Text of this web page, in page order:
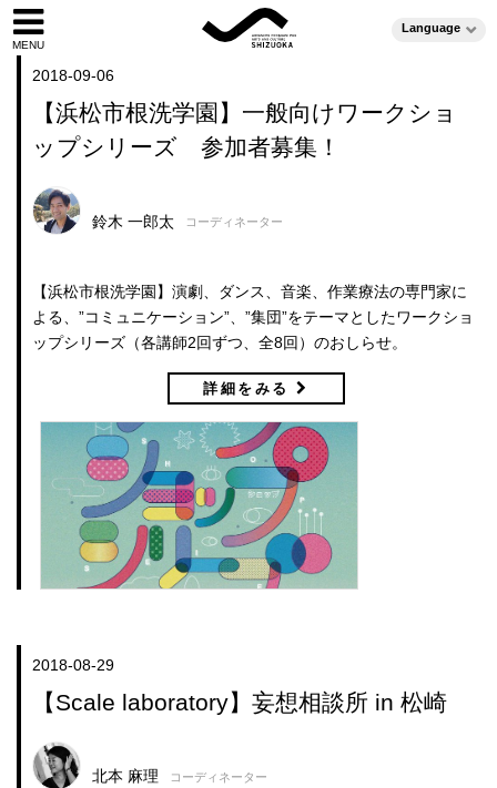
Language
2018-09-06
【浜松市根洗学園】一般向けワークショ
ップシリーズ 参加者募集！
鈴木 一郎太 コーディネーター
【浜松市根洗学園】演劇、ダンス、音楽、作業療法の専門家に
よる、”コミュニケーション”、”集団”をテーマとしたワークショ
ップシリーズ（各講師2回ずつ、全8回）のおしらせ。
詳細をみる
2018-08-29
【Scale laboratory】妄想相談所 in 松崎
北本 麻理 コーディネーター